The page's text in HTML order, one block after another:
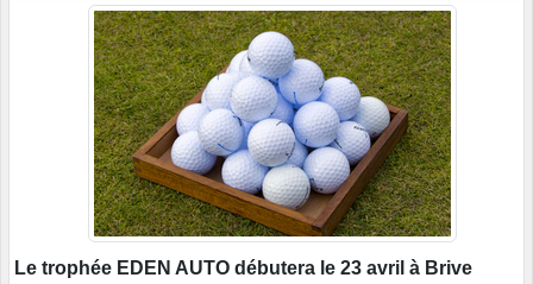
Le trophée EDEN AUTO débutera le 23 avril à Brive